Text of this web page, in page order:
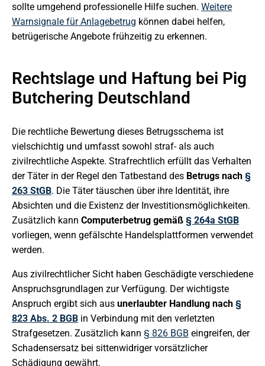
sollte umgehend professionelle Hilfe suchen. Weitere
Warnsignale für Anlagebetrug können dabei helfen,
betrügerische Angebote frühzeitig zu erkennen.
Rechtslage und Haftung bei Pig
Butchering Deutschland
Die rechtliche Bewertung dieses Betrugsschema ist
vielschichtig und umfasst sowohl straf- als auch
zivilrechtliche Aspekte. Strafrechtlich erfüllt das Verhalten
der Täter in der Regel den Tatbestand des Betrugs nach §
263 StGB. Die Täter täuschen über ihre Identität, ihre
Absichten und die Existenz der Investitionsmöglichkeiten.
Zusätzlich kann Computerbetrug gemäß § 264a StGB
vorliegen, wenn gefälschte Handelsplattformen verwendet
werden.
Aus zivilrechtlicher Sicht haben Geschädigte verschiedene
Anspruchsgrundlagen zur Verfügung. Der wichtigste
Anspruch ergibt sich aus unerlaubter Handlung nach §
823 Abs. 2 BGB in Verbindung mit den verletzten
Strafgesetzen. Zusätzlich kann § 826 BGB eingreifen, der
Schadensersatz bei sittenwidriger vorsätzlicher
Schädigung gewährt.